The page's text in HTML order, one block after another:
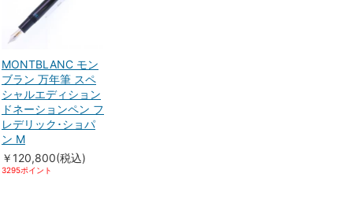
MONTBLANC モン
ブラン 万年筆 スペ
シャルエディション
ドネーションペン フ
レデリック･ショパ
ン M
￥120,800(税込)
3295ポイント